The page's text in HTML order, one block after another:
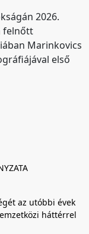
2026.
felnőtt
Marinkovics
első
az utóbbi évek
háttérrel